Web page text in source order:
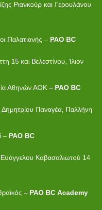
Ριανκούρ και Γερουλάνου
Παλατιανής – PAO BC
15 και Βελεστίνου, Ίλιον
Αθηνών ΑΟΚ – PAO BC
Δημητρίου Παναγέα, Παλλήνη
– PAO BC
Καβασαλιωτού 14
– PAO BC Academy